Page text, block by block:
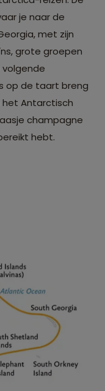
je naar de
met zijn
grote groepen
op de taart breng
het Antarctisch
champagne
hebt.